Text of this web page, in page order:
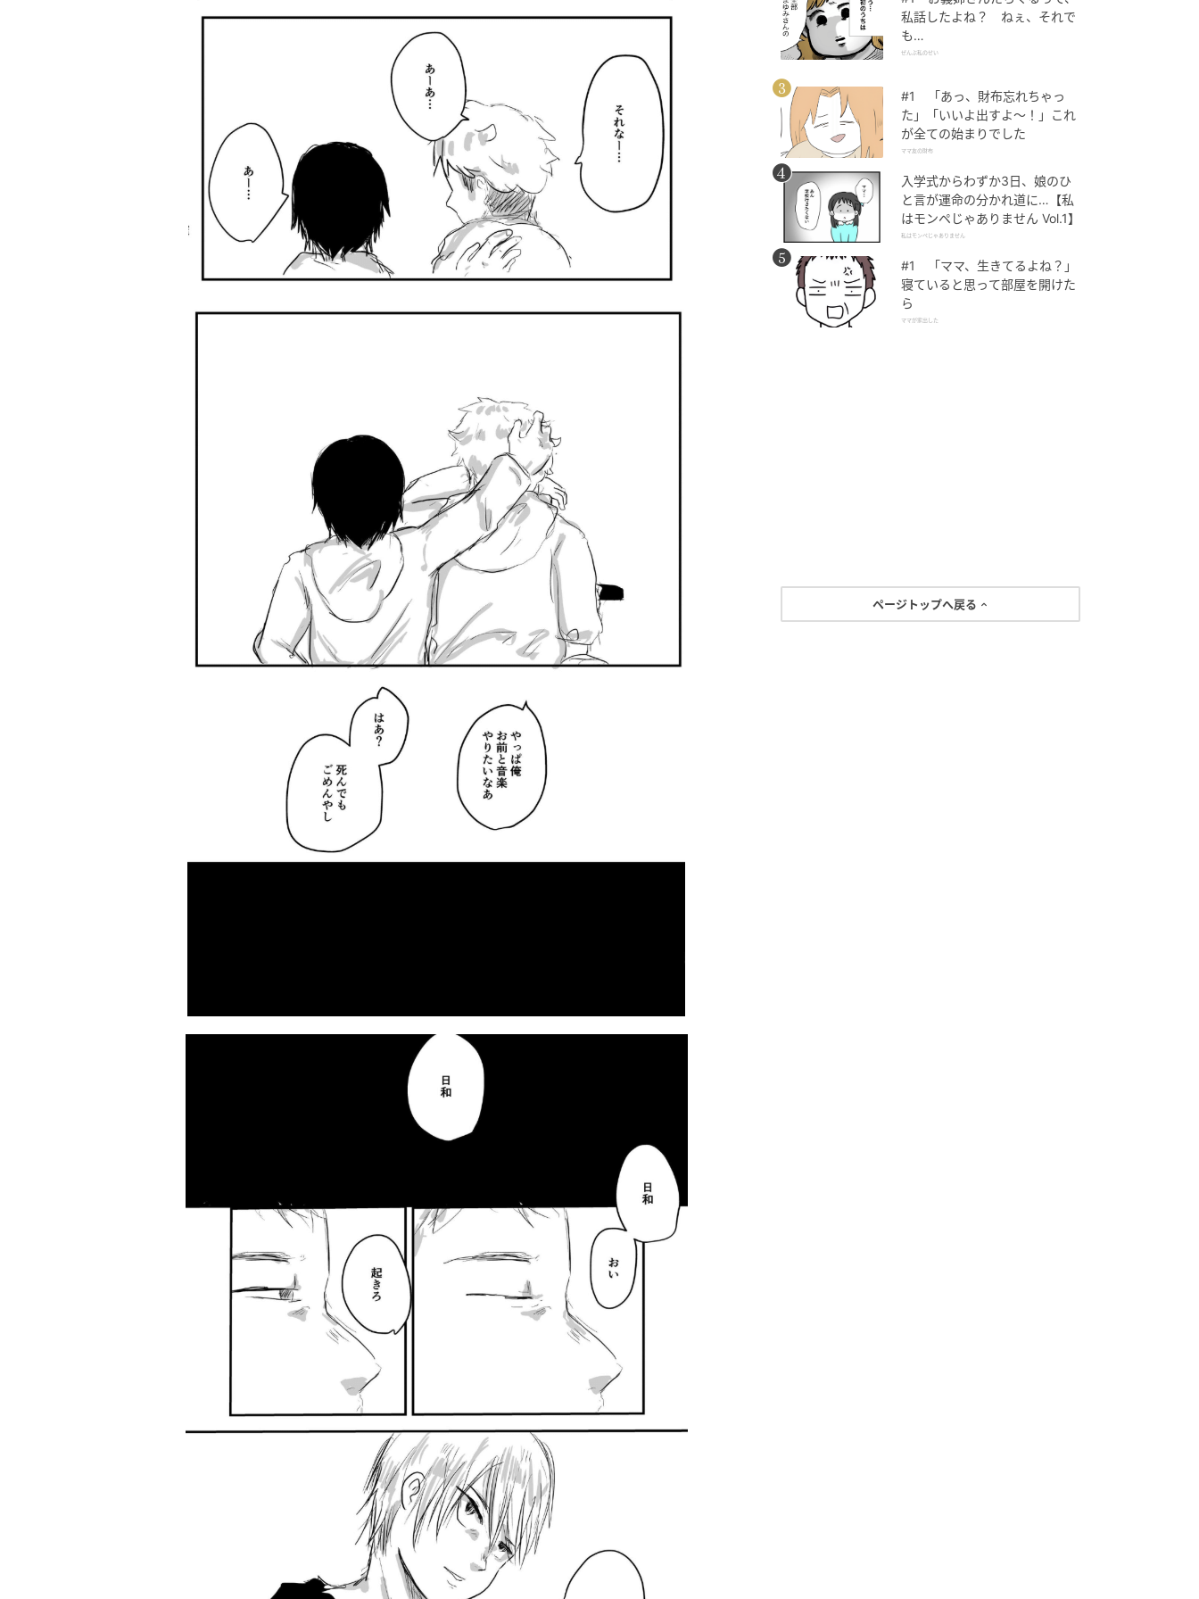
私話したよね？ ねぇ、それで
も…
ぜんぶ私のせい
#1 「あっ、財布忘れちゃっ
た」「いいよ出すよ〜！」これ
が全ての始まりでした
ママ友の財布
入学式からわずか3日、娘のひ
と言が運命の分かれ道に…【私
はモンペじゃありません Vol.1】
私はモンペじゃありません
#1 「ママ、生きてるよね？」
寝ていると思って部屋を開けた
ら
ママが家出した
ページトップへ戻る